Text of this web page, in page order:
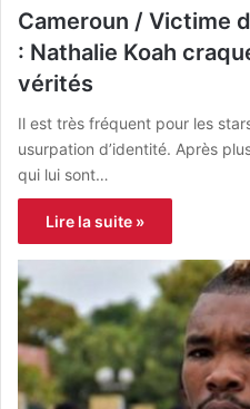
Cameroun / Victime
: Nathalie Koah
vérités
Il est très fréquent pour les
usurpation d’identité. Après
qui lui sont…
Lire la suite »